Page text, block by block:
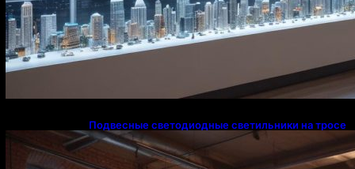
Подвесные светодиодные светильники на тросе